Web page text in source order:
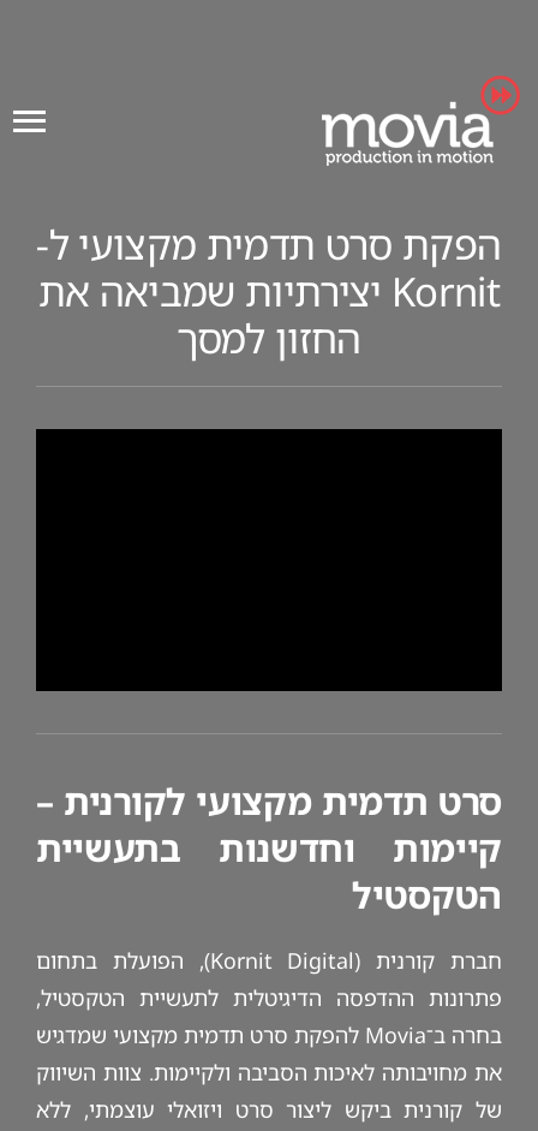
content
הפקת סרט תדמית מקצועי ל-
Kornit יצירתיות שמביאה את
החזון למסך
סרט תדמית מקצועי לקורנית –
קיימות וחדשנות בתעשיית
הטקסטיל
חברת קורנית (Kornit Digital), הפועלת בתחום
פתרונות ההדפסה הדיגיטלית לתעשיית הטקסטיל,
בחרה ב־Movia להפקת סרט תדמית מקצועי שמדגיש
את מחויבותה לאיכות הסביבה ולקיימות. צוות השיווק
של קורנית ביקש ליצור סרט ויזואלי עוצמתי, ללא